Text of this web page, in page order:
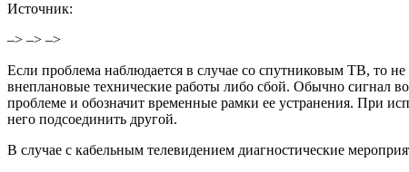
Источник:
–> –> –>
Если проблема наблюдается в случае со спутниковым ТВ, то
внеплановые технические работы либо сбой. Обычно сигнал
проблеме и обозначит временные рамки ее устранения. При
него подсоединить другой.
В случае с кабельным телевидением диагностические